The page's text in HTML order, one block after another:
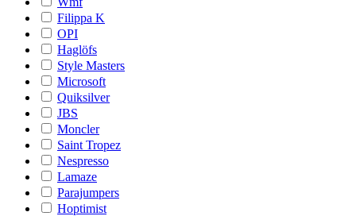
Filippa K
OPI
Haglöfs
Style Masters
Microsoft
Quiksilver
JBS
Moncler
Saint Tropez
Nespresso
Lamaze
Parajumpers
Hoptimist